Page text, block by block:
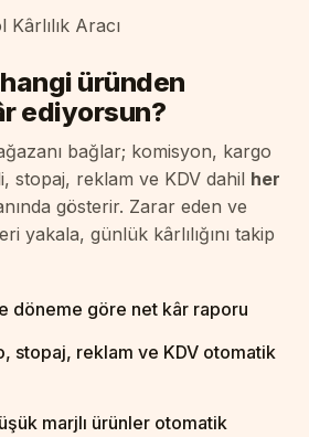
üründen
ediyorsun?
bağlar; komisyon, kargo
stopaj, reklam ve KDV dahil her
gösterir. Zarar eden ve
yakala, günlük kârlılığını takip
döneme göre net kâr raporu
stopaj, reklam ve KDV otomatik
marjlı ürünler otomatik